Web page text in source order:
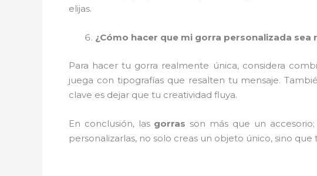
elijas.
¿Cómo hacer que mi gorra personalizada sea
Para hacer tu gorra realmente única, considera
juega con tipografías que resalten tu mensaje.
clave es dejar que tu creatividad fluya.
En conclusión, las gorras son más que un
personalizarlas, no solo creas un objeto único, sino